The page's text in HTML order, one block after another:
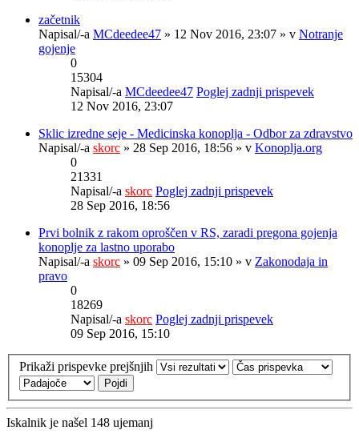
začetnik
Napisal/-a MCdeedee47 » 12 Nov 2016, 23:07 » v Notranje
gojenje
0
15304
Napisal/-a MCdeedee47 Poglej zadnji prispevek
12 Nov 2016, 23:07
Sklic izredne seje - Medicinska konoplja - Odbor za zdravstvo
Napisal/-a skorc » 28 Sep 2016, 18:56 » v Konoplja.org
0
21331
Napisal/-a skorc Poglej zadnji prispevek
28 Sep 2016, 18:56
Prvi bolnik z rakom oproščen v RS, zaradi pregona gojenja
konoplje za lastno uporabo
Napisal/-a skorc » 09 Sep 2016, 15:10 » v Zakonodaja in
pravo
0
18269
Napisal/-a skorc Poglej zadnji prispevek
09 Sep 2016, 15:10
Prikaži prispevke prejšnjih
Iskalnik je našel 148 ujemanj